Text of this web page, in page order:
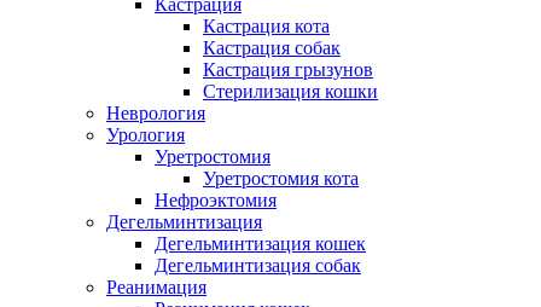
Кастрация
Кастрация кота
Кастрация собак
Кастрация грызунов
Стерилизация кошки
Неврология
Урология
Уретростомия
Уретростомия кота
Нефроэктомия
Дегельминтизация
Дегельминтизация кошек
Дегельминтизация собак
Реанимация